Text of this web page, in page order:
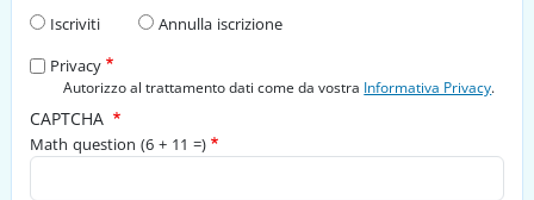
Tipo di richiesta
Iscriviti
Annulla iscrizione
Privacy
Autorizzo al trattamento dati come da vostra Informativa Privacy.
CAPTCHA
Math question (6 + 11 =)